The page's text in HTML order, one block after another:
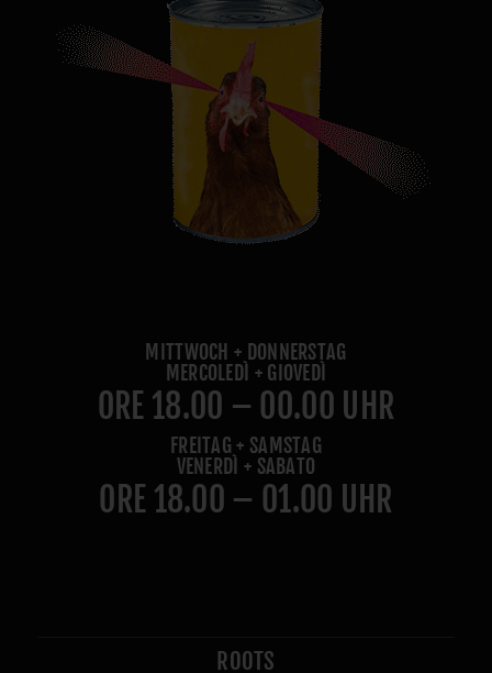
MITTWOCH + DONNERSTAG
MERCOLEDÌ + GIOVEDÌ
ORE 18.00 – 00.00 UHR
FREITAG + SAMSTAG
VENERDÌ + SABATO
ORE 18.00 – 01.00 UHR
ROOTS